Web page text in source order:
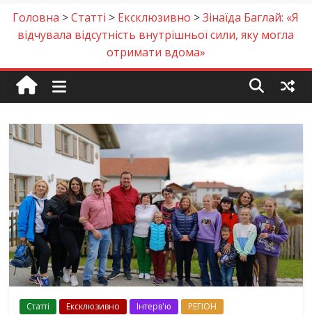
Головна >Cтаттi > Ексклюзивно >Зінаїда Баглай: «Я
відчувала відсутність внутрішньої сили, яку могла
отримати вдома»
Cтаттi Ексклюзивно Інтерв'ю РЕГІОН